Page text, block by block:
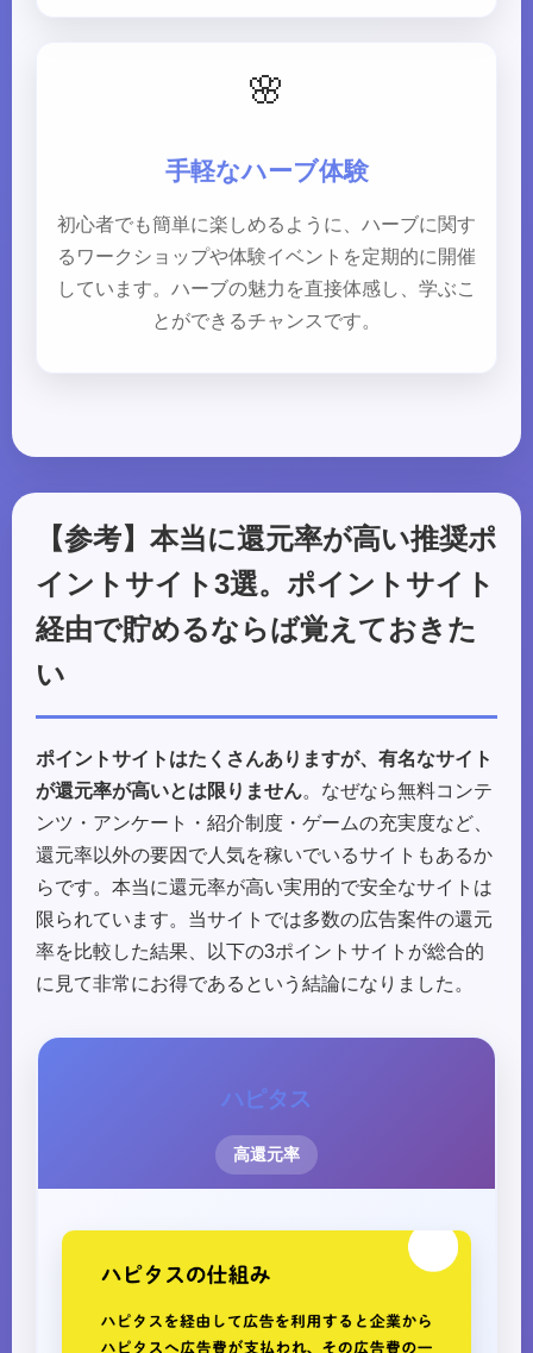
🌸
手軽なハーブ体験
初心者でも簡単に楽しめるように、ハーブに関す
るワークショップや体験イベントを定期的に開催
しています。ハーブの魅力を直接体感し、学ぶこ
とができるチャンスです。
【参考】本当に還元率が高い推奨ポ
イントサイト3選。ポイントサイト
経由で貯めるならば覚えておきた
い
ポイントサイトはたくさんありますが、有名なサイト
が還元率が高いとは限りません。なぜなら無料コンテ
ンツ・アンケート・紹介制度・ゲームの充実度など、
還元率以外の要因で人気を稼いでいるサイトもあるか
らです。本当に還元率が高い実用的で安全なサイトは
限られています。当サイトでは多数の広告案件の還元
率を比較した結果、以下の3ポイントサイトが総合的
に見て非常にお得であるという結論になりました。
ハピタス
高還元率